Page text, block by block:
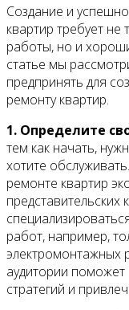
Создание и
квартир требует
работы, но и
статье мы
предпринять для
ремонту квартир.
1. Определите
тем как начать,
хотите
ремонте квартир
работ, например,
электромонтажных
аудитории
стратегий и